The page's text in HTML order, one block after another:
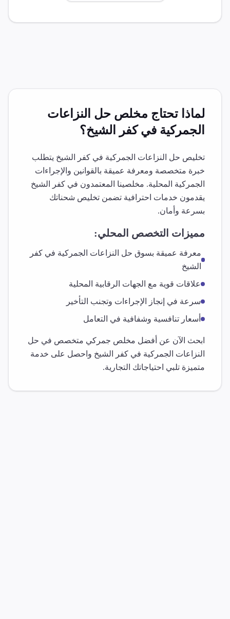
لماذا تحتاج مخلص حل النزاعات
الجمركية فيكفر الشيخ؟
تخليص حل النزاعات الجمركية في كفر الشيخ يتطلب
خبرة متخصصة ومعرفة عميقة بالقوانين والإجراءات
الجمركية المحلية. مخلصينا المعتمدون في كفر الشيخ
يقدمون خدمات احترافية تضمن تخليص شحناتك
بسرعة وأمان.
مميزات التخصص المحلي:
معرفة عميقة بسوق حل النزاعات الجمركية فيكفر
الشيخ
علاقات قوية مع الجهات الرقابية المحلية
سرعة في إنجاز الإجراءات وتجنب التأخير
أسعار تنافسية وشفافية في التعامل
ابحث الآن عن أفضل مخلص جمركي متخصص في حل
النزاعات الجمركية في كفر الشيخ واحصل على خدمة
متميزة تلبي احتياجاتك التجارية.